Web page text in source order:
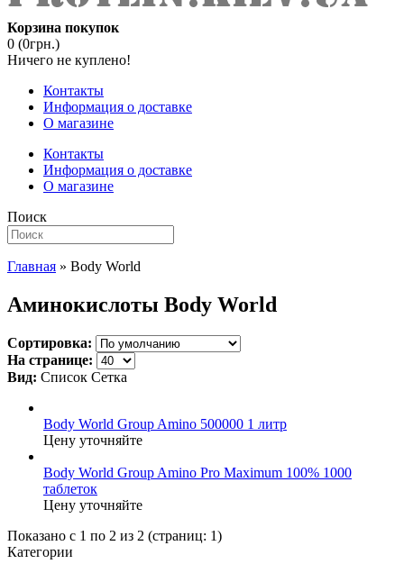
Корзина покупок
0 (0грн.)
Ничего не куплено!
Контакты
Информация о доставке
О магазине
Контакты
Информация о доставке
О магазине
Поиск
Главная » Body World
Аминокислоты Body World
Сортировка:
На странице:
Вид: Список Сетка
Body World Group Amino 500000 1 литр
Цену уточняйте
Body World Group Amino Pro Maximum 100% 1000
таблеток
Цену уточняйте
Показано с 1 по 2 из 2 (страниц: 1)
Категории